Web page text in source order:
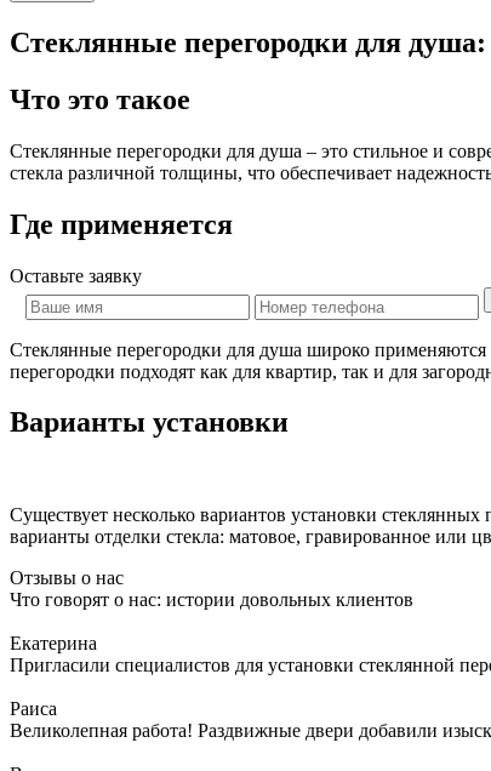
Стеклянные перегородки для
Что это такое
Стеклянные перегородки для душа – это стильное и
стекла различной толщины, что обеспечивает
Где применяется
Оставьте заявку
Стеклянные перегородки для душа широко
перегородки подходят как для квартир, так и для
Варианты установки
Существует несколько вариантов установки
варианты отделки стекла: матовое, гравированное или
Отзывы о нас
Что говорят о нас: истории довольных клиентов
Екатерина
Пригласили специалистов для установки стеклянной
Раиса
Великолепная работа! Раздвижные двери добавили